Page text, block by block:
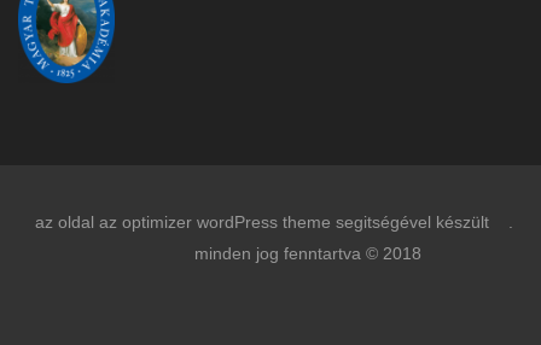
az oldal az optimizer wordPress theme segitségével készült .
minden jog fenntartva © 2018